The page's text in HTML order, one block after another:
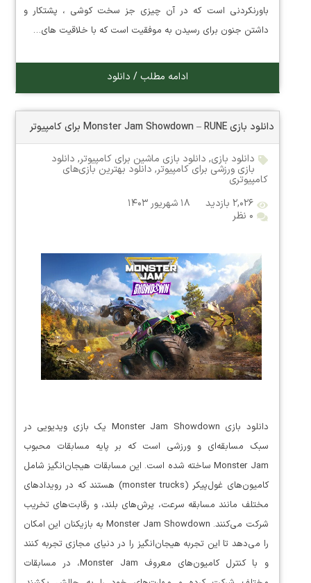
باورنکردنی است که در آن چیزی جز سخت کوشی ، پشتکار و
داشتن جنون برای رسیدن به موفقیت است که با خلاقیت های…
ادامه مطلب / دانلود
دانلود بازی Monster Jam Showdown – RUNE برای کامپیوتر
دانلود بازی, دانلود بازی ماشین برای کامپیوتر, دانلود
بازی ورزشی برای کامپیوتر, دانلود بهترین بازی‌های
کامپیوتری
۲,۰۲۶ بازدید
۱۸ شهریور ۱۴۰۳
۰ نظر
دانلود بازی Monster Jam Showdown یک بازی ویدیویی در
سبک مسابقه‌ای و ورزشی است که بر پایه مسابقات محبوب
Monster Jam ساخته شده است. این مسابقات هیجان‌انگیز شامل
کامیون‌های غول‌پیکر (monster trucks) هستند که در رویدادهای
مختلف مانند مسابقه سرعت، پرش‌های بلند، و رقابت‌های تخریب
شرکت می‌کنند. Monster Jam Showdown به بازیکنان این امکان
را می‌دهد تا این تجربه هیجان‌انگیز را در دنیای مجازی تجربه کنند
و با کنترل کامیون‌های معروف Monster Jam، در مسابقات